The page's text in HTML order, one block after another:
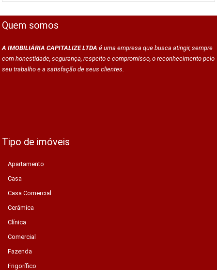
Quem somos
A IMOBILIÁRIA CAPITALIZE LTDA é uma empresa que busca atingir, sempre
com honestidade, segurança, respeito e compromisso, o reconhecimento pelo
seu trabalho e a satisfação de seus clientes.
Tipo de imóveis
Apartamento
Casa
Casa Comercial
Cerâmica
Clínica
Comercial
Fazenda
Frigorífico